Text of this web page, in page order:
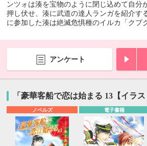
ンツォは湊を宝物のように閉じ込めて自分
押し伏せ、湊に武道の達人ランガを紹介す
に参加した湊は絶滅危惧種のイルカ「ク
アンケート
「豪華客船で恋は始まる 13【イラ
ノベルズ 電子書籍